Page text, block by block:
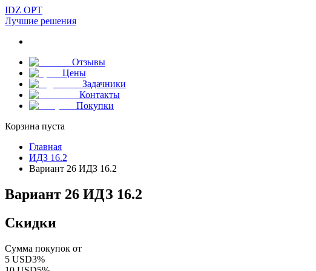
IDZ OPT
Лучшие решения
Отзывы
Цены
Задачники
Контакты
Покупки
Корзина пуста
Главная
ИДЗ 16.2
Вариант 26 ИДЗ 16.2
Вариант 26 ИДЗ 16.2
Скидки
Сумма покупок от
5 USD3%